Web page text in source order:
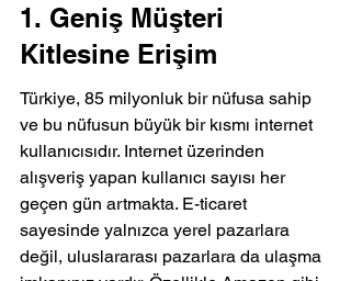
1. Geniş Müşteri
Kitlesine Erişim
Türkiye, 85 milyonluk bir nüfusa sahip
ve bu nüfusun büyük bir kısmı internet
kullanıcısıdır. Internet üzerinden
alışveriş yapan kullanıcı sayısı her
geçen gün artmakta. E-ticaret
sayesinde yalnızca yerel pazarlara
değil, uluslararası pazarlara da ulaşma